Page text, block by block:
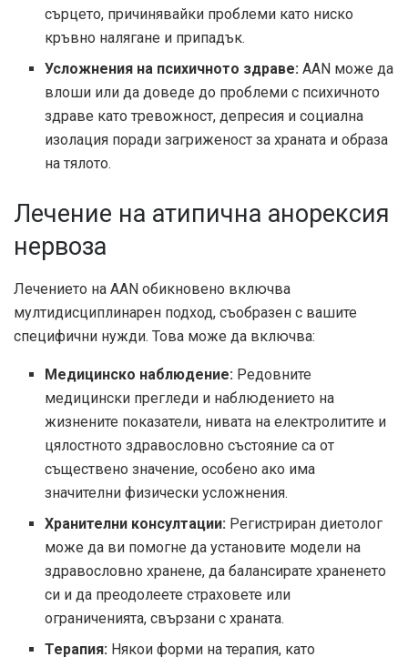
сърцето, причинявайки проблеми като ниско
кръвно налягане и припадък.
Усложнения на психичното здраве: AAN може да
влоши или да доведе до проблеми с психичното
здраве като тревожност, депресия и социална
изолация поради загриженост за храната и образа
на тялото.
Лечение на атипична анорексия
нервоза
Лечението на AAN обикновено включва
мултидисциплинарен подход, съобразен с вашите
специфични нужди. Това може да включва:
Медицинско наблюдение: Редовните
медицински прегледи и наблюдението на
жизнените показатели, нивата на електролитите и
цялостното здравословно състояние са от
съществено значение, особено ако има
значителни физически усложнения.
Хранителни консултации: Регистриран диетолог
може да ви помогне да установите модели на
здравословно хранене, да балансирате храненето
си и да преодолеете страховете или
ограниченията, свързани с храната.
Терапия: Някои форми на терапия, като